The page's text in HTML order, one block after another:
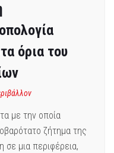
όρια του
με την οποία
ζήτημα της
σε μια περιφέρεια,